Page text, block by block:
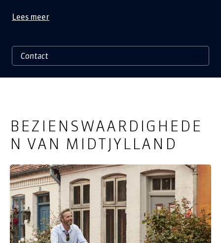
Lees meer
BEZIENSWAARDIGHEDE
N VAN MIDTJYLLAND